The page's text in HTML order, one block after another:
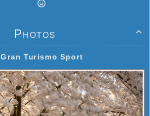

Photos
Gran Turismo Sport